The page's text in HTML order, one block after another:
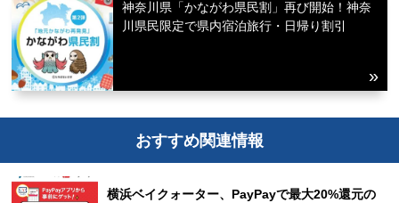
神奈川県「かながわ県民割」再び開始！神奈
川県民限定で県内宿泊旅行・日帰り割引
おすすめ関連情報
横浜ベイクォーター、PayPayで最大20%還元の